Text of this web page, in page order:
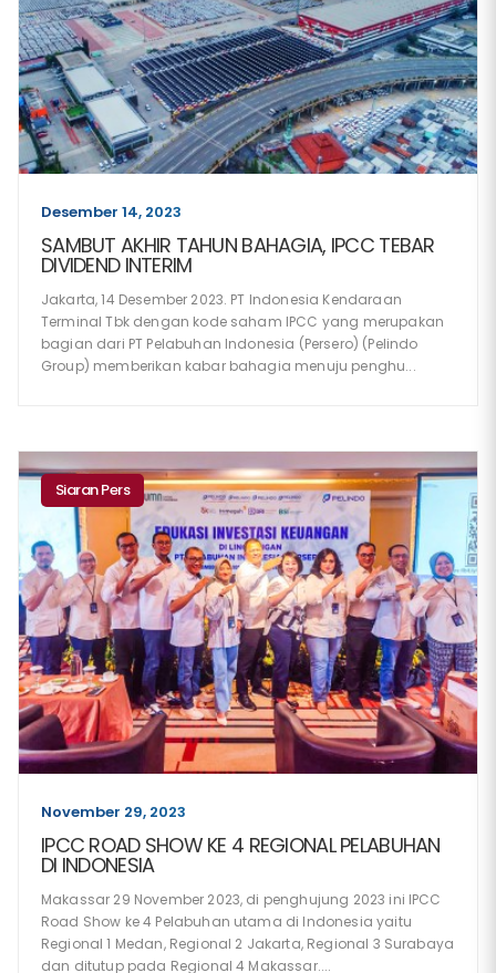
Desember 14, 2023
SAMBUT AKHIR TAHUN BAHAGIA, IPCC TEBAR
DIVIDEND INTERIM
Jakarta, 14 Desember 2023. PT Indonesia Kendaraan
Terminal Tbk dengan kode saham IPCC yang merupakan
bagian dari PT Pelabuhan Indonesia (Persero) (Pelindo
Group) memberikan kabar bahagia menuju penghu...
Siaran Pers
November 29, 2023
IPCC ROAD SHOW KE 4 REGIONAL PELABUHAN
DI INDONESIA
Makassar 29 November 2023, di penghujung 2023 ini IPCC
Road Show ke 4 Pelabuhan utama di Indonesia yaitu
Regional 1 Medan, Regional 2 Jakarta, Regional 3 Surabaya
dan ditutup pada Regional 4 Makassar....